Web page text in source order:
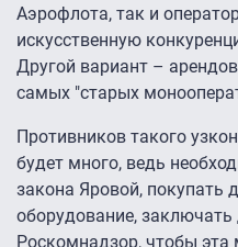
Аэрофлота, так и
искусственную
Другой вариант –
самых "старых
Противников такого
будет много, ведь
закона Яровой, покупать
оборудование,
Роскомнадзор, чтобы эта